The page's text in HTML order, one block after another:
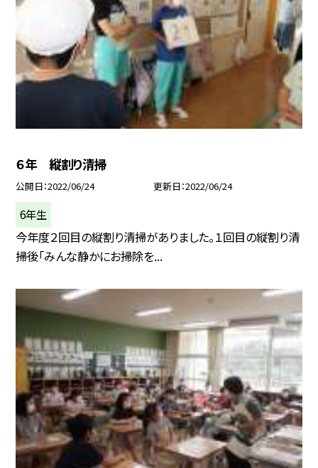
６年 縦割り清掃
公開日 2022/06/24 更新日 2022/06/24
6年生
今年度２回目の縦割り清掃がありました。１回目の縦割り清
掃後「みんな静かにお掃除を...